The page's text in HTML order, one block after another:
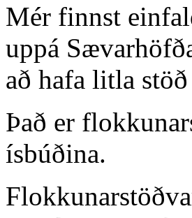
Mér finnst
uppá
að hafa litla
Það er
ísbúðina.